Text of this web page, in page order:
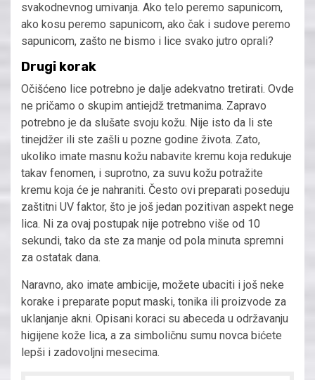
svakodnevnog umivanja. Ako telo peremo sapunicom,
ako kosu peremo sapunicom, ako čak i sudove peremo
sapunicom, zašto ne bismo i lice svako jutro oprali?
Drugi korak
Očišćeno lice potrebno je dalje adekvatno tretirati. Ovde
ne pričamo o skupim antiejdž tretmanima. Zapravo
potrebno je da slušate svoju kožu. Nije isto da li ste
tinejdžer ili ste zašli u pozne godine života. Zato,
ukoliko imate masnu kožu nabavite kremu koja redukuje
takav fenomen, i suprotno, za suvu kožu potražite
kremu koja će je nahraniti. Često ovi preparati poseduju
zaštitni UV faktor, što je još jedan pozitivan aspekt nege
lica. Ni za ovaj postupak nije potrebno više od 10
sekundi, tako da ste za manje od pola minuta spremni
za ostatak dana.
Naravno, ako imate ambicije, možete ubaciti i još neke
korake i preparate poput maski, tonika ili proizvode za
uklanjanje akni. Opisani koraci su abeceda u održavanju
higijene kože lica, a za simboličnu sumu novca bićete
lepši i zadovoljni mesecima.